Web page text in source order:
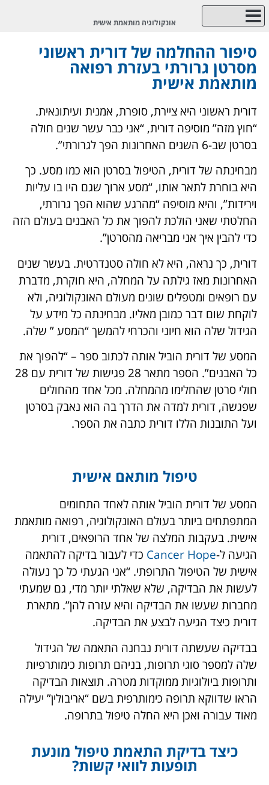
אונקולוגיה מותאמת אישית
סיפור ההחלמה של דורית ראשוני
מסרטן גרורתי בעזרת רפואה
מותאמת אישית
דורית ראשוני היא ציירת, סופרת, אמנית ועיתונאית.
“חוץ מזה” מוסיפה דורית, “אני כבר עשר שנים חולה
בסרטן שב-6 השנים האחרונות הפך לגרורתי”.
מבחינתה של דורית, הטיפול בסרטן הוא כמו מסע. כך
היא בוחרת לתאר אותו, “מסע ארוך שגם היו בו עליות
וירידות”, והיא מוסיפה “מהרגע שהוא הפך גרורתי,
החלטתי שאני הולכת להפוך את כל האבנים בעולם הזה
כדי להבין איך אני מבריאה מהסרטן”.
דורית, כך נראה, היא לא חולה סטנדרטית. בעשר שנים
האחרונות מאז גילתה על המחלה, היא חוקרת, מדברת
עם רופאים ומטפלים שונים מעולם האונקולוגיה, ולא
לוקחת שום דבר כמובן מאליו. מבחינתה כל מידע על
הגידול שלה הוא חיוני והכרחי להמשך “המסע ” שלה.
המסע של דורית הוביל אותה לכתוב ספר – “להפוך את
כל האבנים”. הספר מתאר 28 פגישות של דורית עם 28
חולי סרטן שהחלימו מהמחלה. מכל אחד מהחולים
שפגשה, דורית למדה את הדרך בה הוא נאבק בסרטן
ועל התובנות הללו דורית כתבה את הספר.
טיפול מותאם אישית
המסע של דורית הוביל אותה לאחד התחומים
המתפתחים ביותר בעולם האונקולוגיה, רפואה מותאמת
אישית. בעקבות המלצה של אחד הרופאים, דורית
הגיעה ל-Cancer Hopeכדי לעבור בדיקה להתאמה
אישית של הטיפול התרופתי. “אני הגעתי כל כך נעולה
לעשות את הבדיקה, שלא שאלתי יותר מדי, גם שמעתי
מחברות שעשו את הבדיקה והיא עזרה להן”. מתארת
דורית כיצד הגיעה לבצע את הבדיקה.
בבדיקה שעשתה דורית נבחנה התאמה של הגידול
שלה למספר סוגי תרופות, בניהם תרופות כימותרפיות
ותרופות ביולוגיות ממוקדות מטרה. תוצאות הבדיקה
הראו שדווקא תרופה כימותרפית בשם “אריבולין” יעילה
מאוד עבורה ואכן היא החלה טיפול בתרופה.
כיצד בדיקת התאמת טיפול מונעת
תופעות לוואי קשות?